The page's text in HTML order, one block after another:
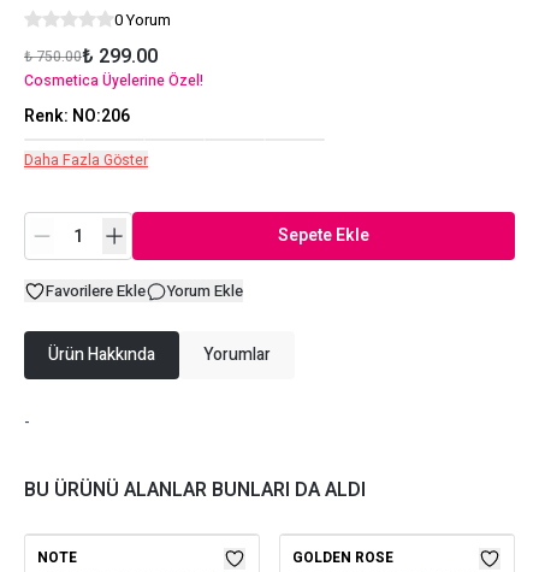
0 Yorum
₺ 750.00₺ 299.00
Cosmetica Üyelerine Özel!
Renk: NO:206
Daha Fazla Göster
Sepete Ekle
Favorilere Ekle Yorum Ekle
Ürün Hakkında Yorumlar
-
BU ÜRÜNÜ ALANLAR BUNLARI DA ALDI
NOTE GOLDEN ROSE